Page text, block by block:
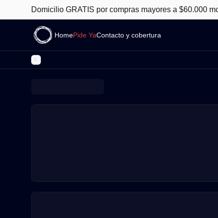
Domicilio GRATIS por compras mayores a $60.000
HomePide YaContacto y cobertura